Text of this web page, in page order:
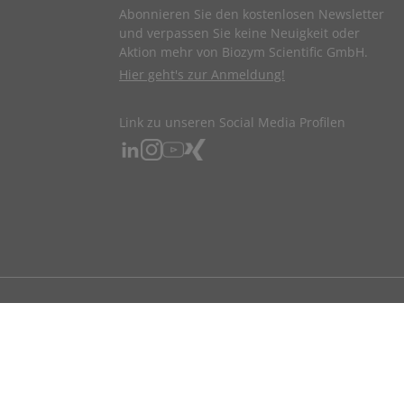
Abonnieren Sie den kostenlosen Newsletter
und verpassen Sie keine Neuigkeit oder
Aktion mehr von Biozym Scientific GmbH.
Hier geht's zur Anmeldung!
Link zu unseren Social Media Profilen